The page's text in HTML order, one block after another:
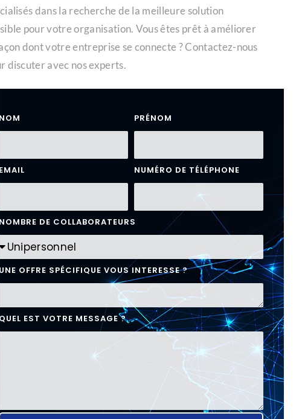
dans la recherche de la meilleure solution
pour votre organisation. Vous êtes prêt à améliorer
dont votre entreprise se connecte ? Contactez-nous
discuter avec nos experts.
NOM PRÉNOM
EMAIL NUMÉRO DE TÉLÉPHONE
NOMBRE DE COLLABORATEURS
UNE OFFRE SPÉCIFIQUE VOUS INTERESSE ?
QUEL EST VOTRE MESSAGE ?